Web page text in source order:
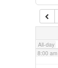
All-day
7:00 am
8:00 am